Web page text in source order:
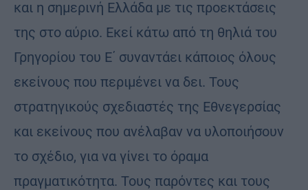
και η σημερινή Ελλάδα με τις προεκτάσεις
της στο αύριο. Εκεί κάτω από τη θηλιά του
Γρηγορίου του Ε΄ συναντάει κάποιος όλους
εκείνους που περιμένει να δει. Τους
στρατηγικούς σχεδιαστές της Εθνεγερσίας
και εκείνους που ανέλαβαν να υλοποιήσουν
το σχέδιο, για να γίνει το όραμα
πραγματικότητα. Τους παρόντες και τους